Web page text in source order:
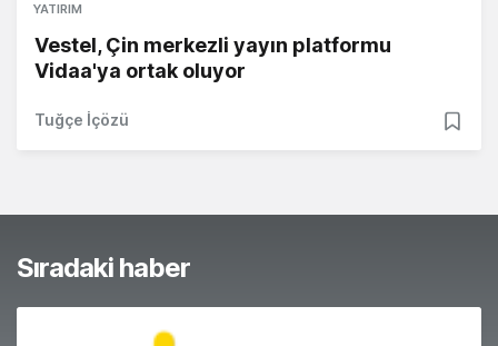
YATIRIM
Vestel, Çin merkezli yayın platformu
Vidaa'ya ortak oluyor
Tuğçe İçözü
Sıradaki haber